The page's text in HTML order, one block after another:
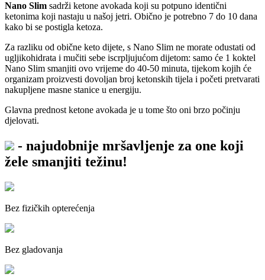
Nano Slim sadrži ketone avokada koji su potpuno identični
ketonima koji nastaju u našoj jetri. Obično je potrebno 7 do 10 dana
kako bi se postigla ketoza.
Za razliku od obične keto dijete, s Nano Slim ne morate odustati od
ugljikohidrata i mučiti sebe iscrpljujućom dijetom: samo će 1 koktel
Nano Slim smanjiti ovo vrijeme do 40-50 minuta, tijekom kojih će
organizam proizvesti dovoljan broj ketonskih tijela i početi pretvarati
nakupljene masne stanice u energiju.
Glavna prednost ketone avokada je u tome što oni brzo počinju
djelovati.
- najudobnije mršavljenje za one koji
žele smanjiti težinu!
Bez fizičkih opterećenja
Bez gladovanja